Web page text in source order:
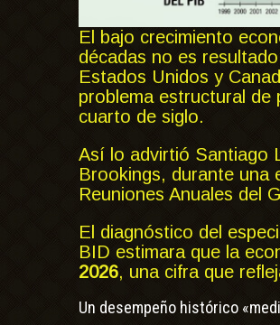
El bajo crecimiento
décadas no es
Estados Unidos y
problema estructural de
cuarto de siglo.
Así lo advirtió Santiago
Brookings, durante una
Reuniones Anuales del
El diagnóstico del
BID estimara que la
2026, una cifra que
Un desempeño histórico